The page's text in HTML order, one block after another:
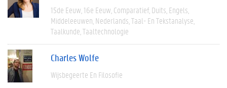
15de Eeuw 16e Eeuw Comparatief Duits Engels
Middeleeuwen Nederlands Taal- En Tekstanalyse
Taalkunde Taaltechnologie
Charles Wolfe
Wijsbegeerte En Filosofie